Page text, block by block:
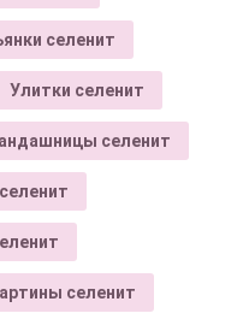
селенит
Улитки селенит
селенит
селенит